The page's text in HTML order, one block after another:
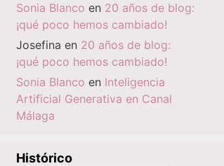
Sonia Blanco en 20 años de blog:
¡qué poco hemos cambiado!
Josefina en 20 años de blog:
¡qué poco hemos cambiado!
Sonia Blanco en Inteligencia
Artificial Generativa en Canal
Málaga
Histórico